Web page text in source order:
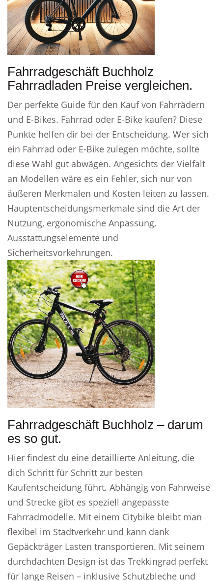
Fahrradgeschäft Buchholz
Fahrradladen Preise vergleichen.
Der perfekte Guide für den Kauf von Fahrrädern
und E-Bikes. Fahrrad oder E-Bike kaufen? Diese
Punkte helfen dir bei der Entscheidung. Wer sich
ein Fahrrad oder E-Bike zulegen möchte, sollte
diese Wahl gut abwägen. Angesichts der Vielfalt
an Modellen wäre es ein Fehler, sich nur von
äußeren Merkmalen und Kosten leiten zu lassen.
Hauptentscheidungsmerkmale sind die Art der
Nutzung, ergonomische Anpassung,
Ausstattungselemente und
Sicherheitsvorkehrungen.
Fahrradgeschäft Buchholz – darum
es so gut.
Hier findest du eine detaillierte Anleitung, die
dich Schritt für Schritt zur besten
Kaufentscheidung führt. Abhängig von Fahrweise
und Strecke gibt es speziell angepasste
Fahrradmodelle. Mit einem Citybike bleibt man
flexibel im Stadtverkehr und kann dank
Gepäckträger Lasten transportieren. Mit seinem
durchdachten Design ist das Trekkingrad perfekt
für lange Reisen – inklusive Schutzbleche und